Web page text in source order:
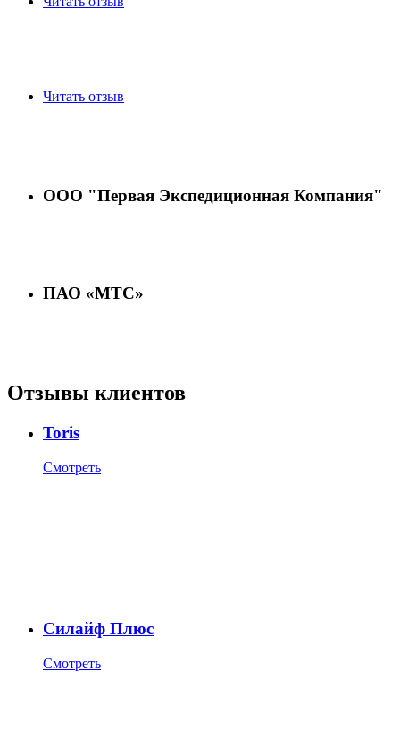
Читать отзыв
ООО "Первая Экспедиционная Компания"
ПАО «МТС»
Отзывы клиентов
Toris
Смотреть
Силайф Плюс
Смотреть